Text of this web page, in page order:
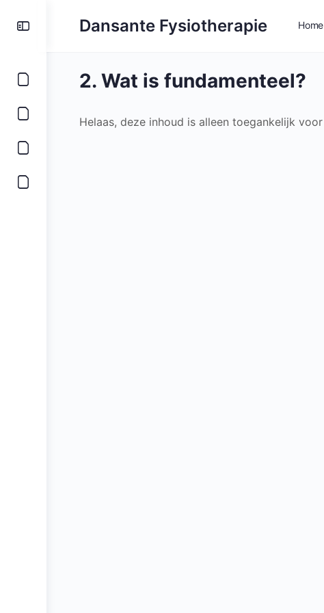
ToggleDansante Fysiotherapie Home
2. Wat is fundamenteel?
Helaas, deze inhoud is alleen toegankelijk voor